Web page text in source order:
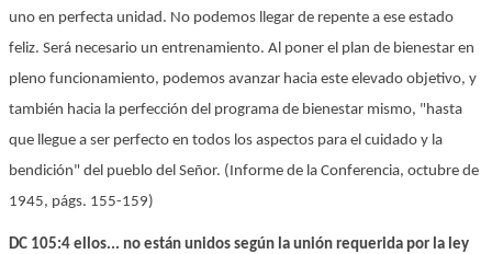
uno en perfecta unidad. No podemos llegar de repente a ese estado
feliz. Será necesario un entrenamiento. Al poner el plan de bienestar en
pleno funcionamiento, podemos avanzar hacia este elevado objetivo, y
también hacia la perfección del programa de bienestar mismo, "hasta
que llegue a ser perfecto en todos los aspectos para el cuidado y la
bendición" del pueblo del Señor. (Informe de la Conferencia, octubre de
1945, págs. 155-159)
DC 105:4 ellos... no están unidos según la unión requerida por la ley